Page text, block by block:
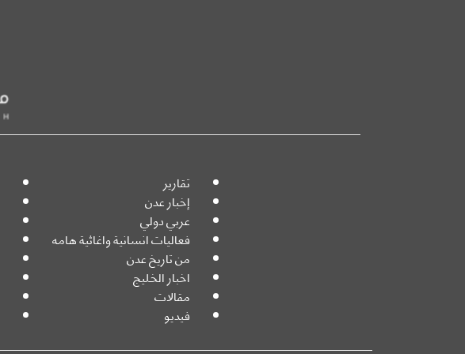
تقارير
إخبار عدن
عربي دولي
فعاليات انسانية واغاثية هامه
من تاريخ عدن
اخبار الخليج
مقالات
فيديو